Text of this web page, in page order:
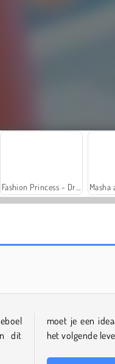
dit
moet je een
het volgende